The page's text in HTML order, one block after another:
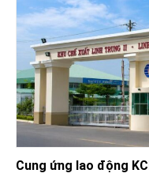
Cung ứng lao động